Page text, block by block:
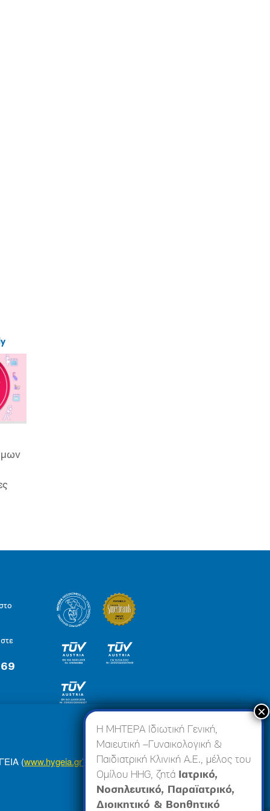
Η ΜΗΤΕΡΑ Ιδιωτική Γενική,
Μαιευτική –Γυναικολογική &
Παιδιατρική Κλινική Α.Ε., μέλος του
Ομίλου HHG, ζητά Ιατρικό,
Νοσηλευτικό, Παραϊατρικό,
Διοικητικό & Βοηθητικό
(www.hygeia.gr), ώστε να σας προσφέρουμε